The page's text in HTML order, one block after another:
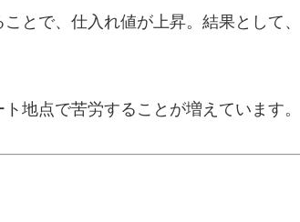
とで、仕入れ値が上昇。結果として、
地点で苦労することが増えています。